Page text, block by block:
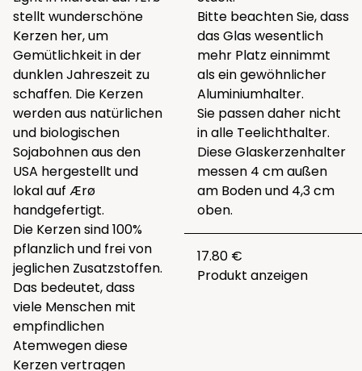
stellt wunderschöne
Kerzen her, um
Gemütlichkeit in der
dunklen Jahreszeit zu
schaffen. Die Kerzen
werden aus natürlichen
und biologischen
Sojabohnen aus den
USA hergestellt und
lokal auf Ærø
handgefertigt.
Die Kerzen sind 100%
pflanzlich und frei von
jeglichen Zusatzstoffen.
Das bedeutet, dass
viele Menschen mit
empfindlichen
Atemwegen diese
Kerzen vertragen
Bitte beachten Sie, dass
das Glas wesentlich
mehr Platz einnimmt
als ein gewöhnlicher
Aluminiumhalter.
Sie passen daher nicht
in alle Teelichthalter.
Diese Glaskerzenhalter
messen 4 cm außen
am Boden und 4,3 cm
oben.
17.80 €
Produkt anzeigen